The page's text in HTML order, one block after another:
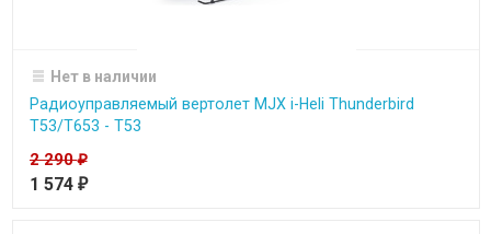
Нет в наличии
Радиоуправляемый вертолет MJX i-Heli Thunderbird
T53/T653 - T53
2 290₽
1 574 ₽